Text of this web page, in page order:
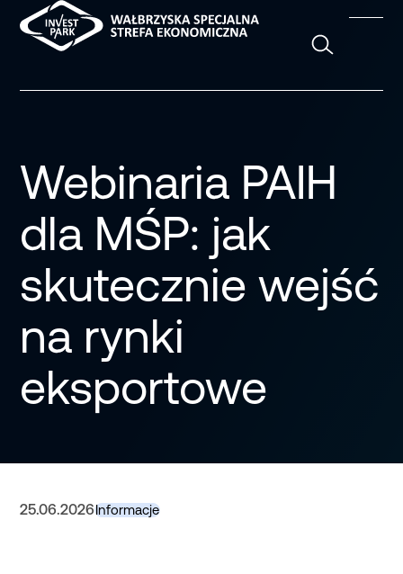
Webinaria PAIH
dla MŚP: jak
skutecznie wejść
na rynki
eksportowe
25.06.2026Informacje